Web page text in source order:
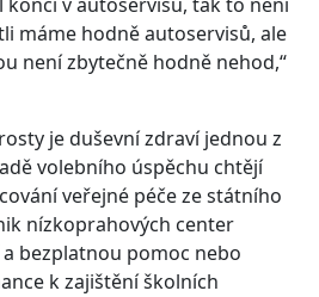
máme hodně autoservisů, ale
není zbytečně hodně nehod,“
je duševní zdraví jednou z
volebního úspěchu chtějí
veřejné péče ze státního
nízkoprahových center
bezplatnou pomoc nebo
k zajištění školních